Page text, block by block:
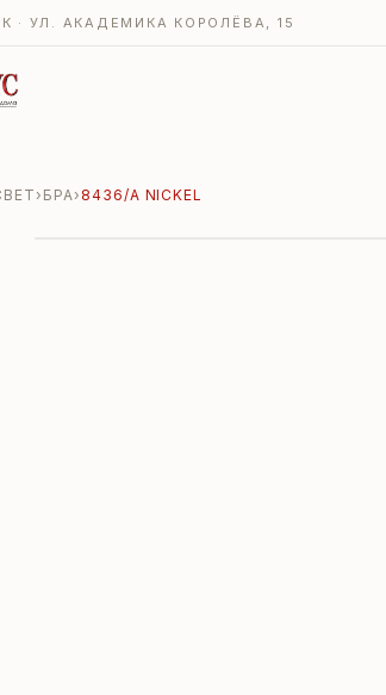
· УЛ. АКАДЕМИКА КОРОЛЁВА, 15
› БРА› 8436/A NICKEL